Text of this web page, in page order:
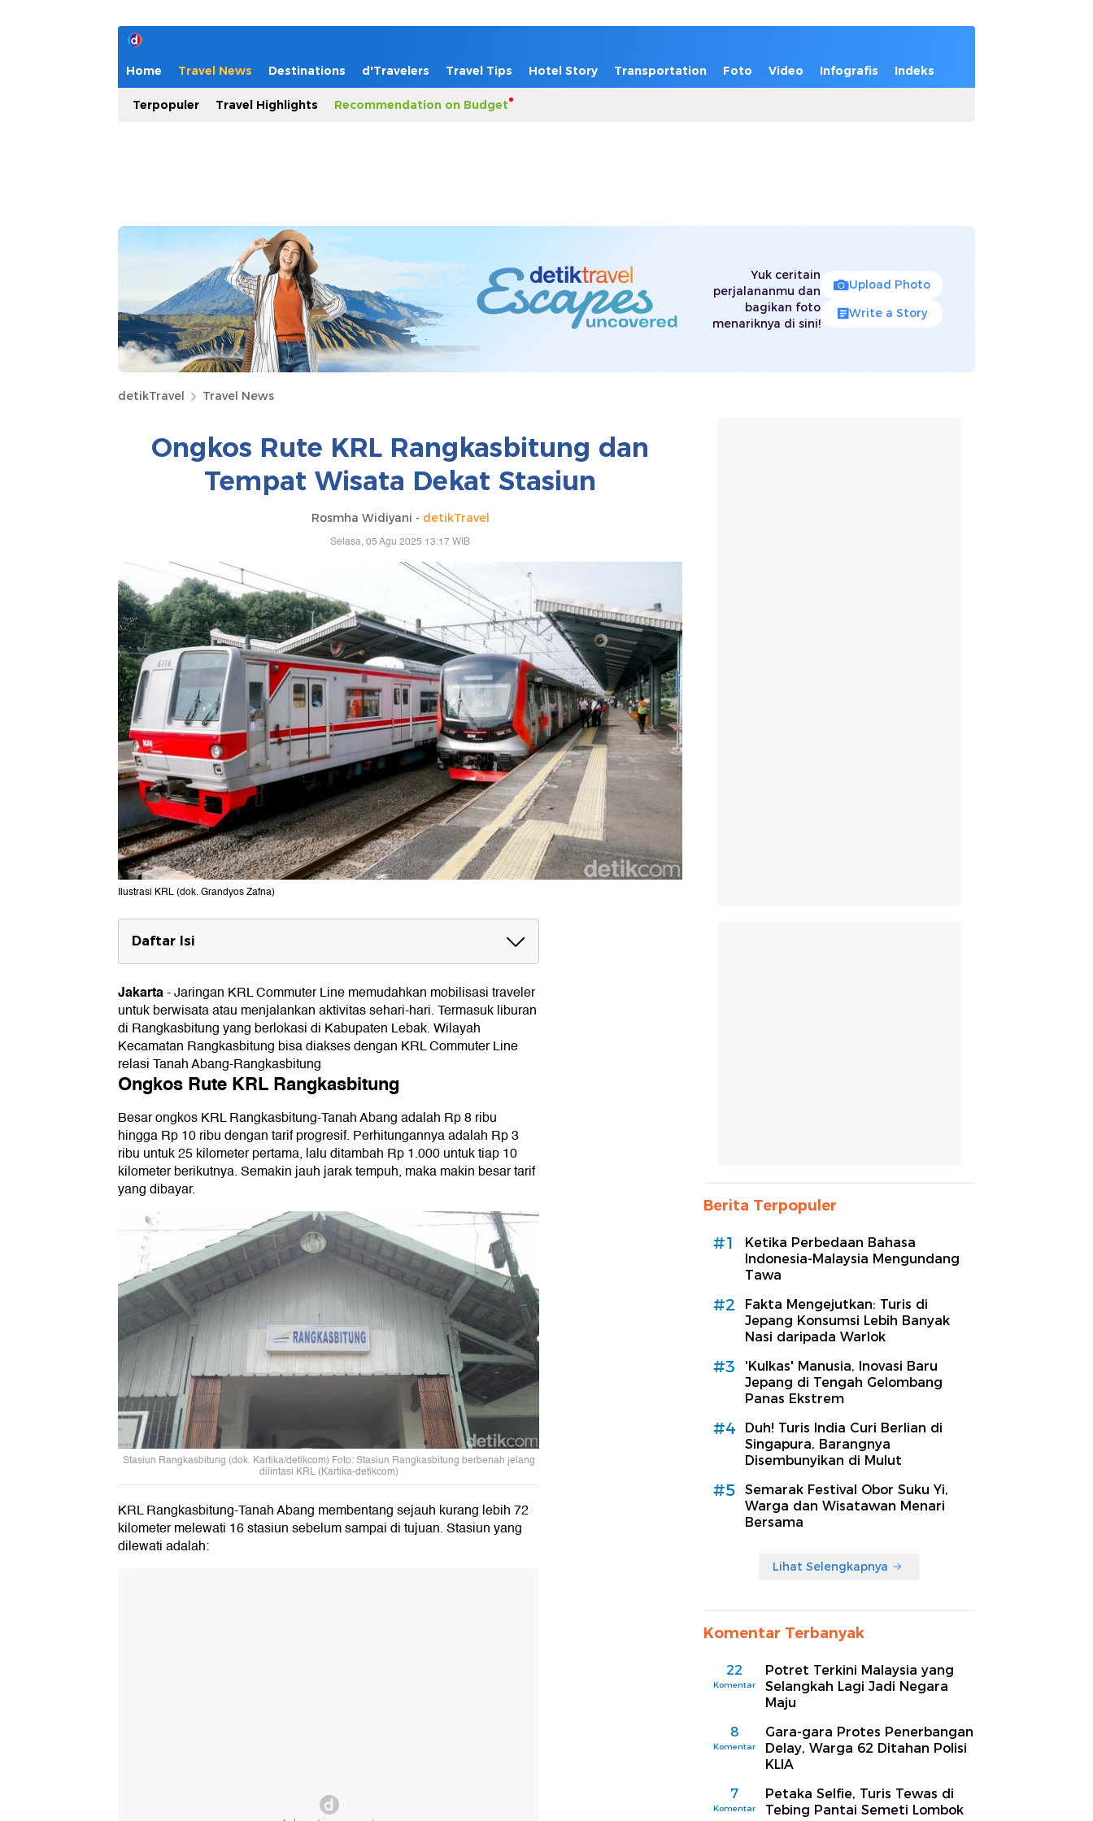
Home Travel News Destinations d'Travelers Travel Tips Hotel Story Transportation Foto Video Infografis Indeks
Terpopuler Travel Highlights Recommendation on Budget
Yuk ceritain
perjalananmu dan
bagikan foto
menariknya di sini!
Upload Photo
Write a Story
detikTravel Travel News
Ongkos Rute KRL Rangkasbitung dan
Tempat Wisata Dekat Stasiun
Rosmha Widiyani - detikTravel
Selasa, 05 Agu 2025 13:17 WIB
Ilustrasi KRL (dok. Grandyos Zafna)
Daftar Isi
Ongkos Rute KRL Rangkasbitung
Tempat Wisata Dekat Stasiun Rangkasbitung
1. Alun-alun Rangkasbitung
2. Museum Multatuli
3. Masjid Agung Al-Araaf
4. Gua Maria Bukit Kanada
5. Perpustakaan Saidjah Adinda
Jakarta-Jaringan KRL Commuter Line memudahkan mobilisasi traveler
untuk berwisata atau menjalankan aktivitas sehari-hari. Termasuk liburan
di Rangkasbitung yang berlokasi di Kabupaten Lebak. Wilayah
Kecamatan Rangkasbitung bisa diakses dengan KRL Commuter Line
relasi Tanah Abang-Rangkasbitung
Ongkos Rute KRL Rangkasbitung
Besar ongkos KRL Rangkasbitung-Tanah Abang adalah Rp 8 ribu
hingga Rp 10 ribu dengan tarif progresif. Perhitungannya adalah Rp 3
ribu untuk 25 kilometer pertama, lalu ditambah Rp 1.000 untuk tiap 10
kilometer berikutnya. Semakin jauh jarak tempuh, maka makin besar tarif
yang dibayar.
Stasiun Rangkasbitung (dok. Kartika/detikcom) Foto: Stasiun Rangkasbitung berbenah jelang
dilintasi KRL (Kartika-detikcom)
KRL Rangkasbitung-Tanah Abang membentang sejauh kurang lebih 72
kilometer melewati 16 stasiun sebelum sampai di tujuan. Stasiun yang
dilewati adalah:
Berita Terpopuler
#1
Ketika Perbedaan Bahasa
Indonesia-Malaysia Mengundang
Tawa
#2
Fakta Mengejutkan: Turis di
Jepang Konsumsi Lebih Banyak
Nasi daripada Warlok
#3
'Kulkas' Manusia, Inovasi Baru
Jepang di Tengah Gelombang
Panas Ekstrem
#4
Duh! Turis India Curi Berlian di
Singapura, Barangnya
Disembunyikan di Mulut
#5
Semarak Festival Obor Suku Yi,
Warga dan Wisatawan Menari
Bersama
Lihat Selengkapnya
Komentar Terbanyak
22
Komentar
Potret Terkini Malaysia yang
Selangkah Lagi Jadi Negara
Maju
8
Komentar
Gara-gara Protes Penerbangan
Delay, Warga 62 Ditahan Polisi
KLIA
7
Komentar
Petaka Selfie, Turis Tewas di
Tebing Pantai Semeti Lombok